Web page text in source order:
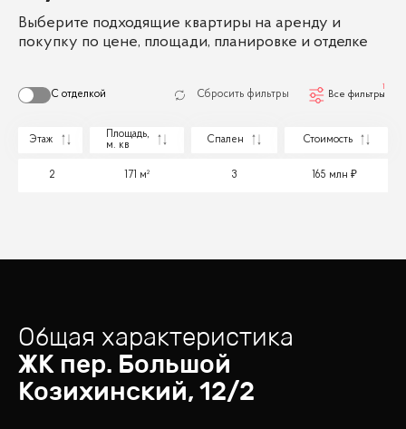
Выберите подходящие квартиры на аренду и
покупку по цене, площади, планировке и отделке
С отделкой Сбросить фильтры Все фильтры
Этаж
Площадь,
м. кв
Спален Стоимость
2 171 м² 3 165 млн
Общая характеристика
ЖК пер. Большой
Козихинский, 12/2